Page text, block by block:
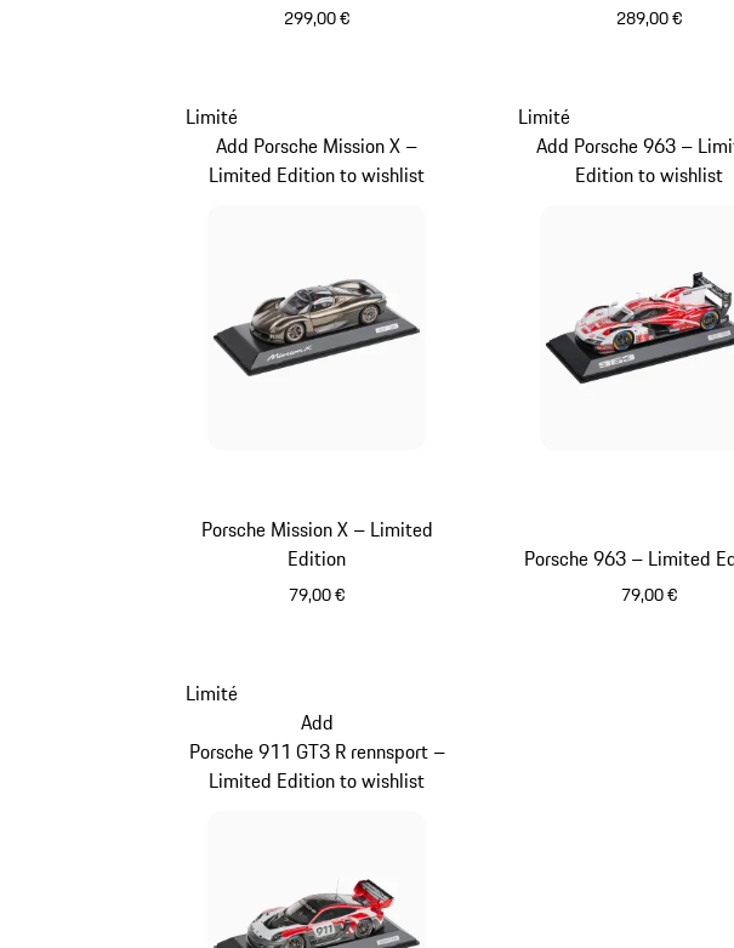
299,00 € 289,00 €
Porsche Mission X – Limited
Edition
79,00 €
Limité
Add Porsche Mission X –
Limited Edition to wishlist
Porsche 963 – Limited
79,00 €
Limité
Add Porsche 963 –
Edition to wishlist
Limité
Add
Porsche 911 GT3 R rennsport –
Limited Edition to wishlist